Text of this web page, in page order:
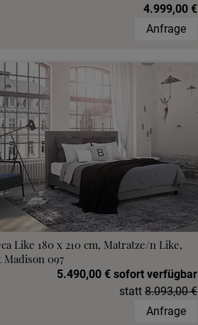
4.999,00 €
Anfrage
Like 180 x 210 cm, Matratze/n Like,
Madison 097
5.490,00 € sofort verfügbar
statt8.093,00 €
Anfrage